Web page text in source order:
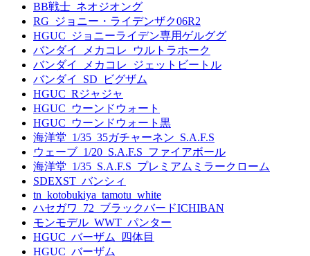
BB戦士_ネオジオング
RG_ジョニー・ライデンザク06R2
HGUC_ジョニーライデン専用ゲルググ
バンダイ_メカコレ_ウルトラホーク
バンダイ_メカコレ_ジェットビートル
バンダイ_SD_ビグザム
HGUC_Rジャジャ
HGUC_ウーンドウォート
HGUC_ウーンドウォート黒
海洋堂_1/35_35ガチャーネン_S.A.F.S
ウェーブ_1/20_S.A.F.S_ファイアボール
海洋堂_1/35_S.A.F.S_プレミアムミラークローム
SDEXST_バンシィ
tn_kotobukiya_tamotu_white
ハセガワ_72_ブラックバードICHIBAN
モンモデル_WWT_パンター
HGUC_バーザム_四体目
HGUC_バーザム